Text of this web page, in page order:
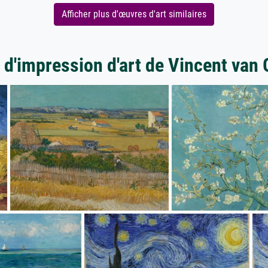
Afficher plus d'œuvres d'art similaires
d'art de Vincent van